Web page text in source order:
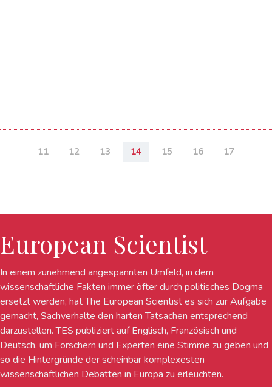
11 12 13 14 15 16 17
European Scientist
In einem zunehmend angespannten Umfeld, in dem
wissenschaftliche Fakten immer öfter durch politisches Dogma
ersetzt werden, hat The European Scientist es sich zur Aufgabe
gemacht, Sachverhalte den harten Tatsachen entsprechend
darzustellen. TES publiziert auf Englisch, Französisch und
Deutsch, um Forschern und Experten eine Stimme zu geben und
so die Hintergründe der scheinbar komplexesten
wissenschaftlichen Debatten in Europa zu erleuchten.